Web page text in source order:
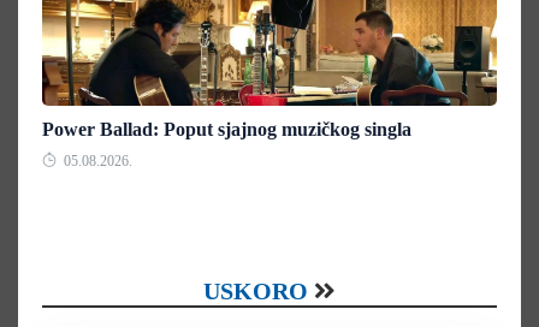
Power Ballad: Poput sjajnog muzičkog singla
05.08.2026.
USKORO